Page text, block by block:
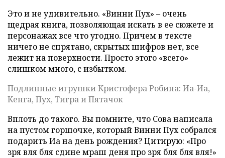
Это и не удивительно. «Винни Пух» – очень
щедрая книга, позволяющая искать в ее сюжете и
персонажах все что угодно. Причем в тексте
ничего не спрятано, скрытых шифров нет, все
лежит на поверхности. Просто этого «всего»
слишком много, с избытком.
Подлинные игрушки Кристофера Робина: Иа-Иа,
Кенга, Пух, Тигра и Пятачок
Вплоть до такого. Вы помните, что Сова написала
на пустом горшочке, который Винни Пух собрался
подарить Иа на день рождения? Цитирую: «Про
зря вля бля сдине мраш деня про зря бля бля вля!»